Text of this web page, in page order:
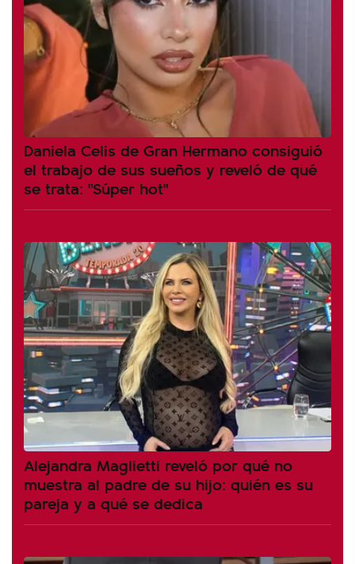
Daniela Celis de Gran Hermano consiguió
el trabajo de sus sueños y reveló de qué
se trata: "Súper hot"
Alejandra Maglietti reveló por qué no
muestra al padre de su hijo: quién es su
pareja y a qué se dedica